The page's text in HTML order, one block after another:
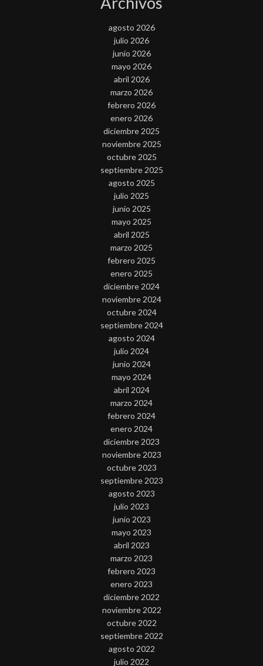
agosto 2026
julio 2026
junio 2026
mayo 2026
abril 2026
marzo 2026
febrero 2026
enero 2026
diciembre 2025
noviembre 2025
octubre 2025
septiembre 2025
agosto 2025
julio 2025
junio 2025
mayo 2025
abril 2025
marzo 2025
febrero 2025
enero 2025
diciembre 2024
noviembre 2024
octubre 2024
septiembre 2024
agosto 2024
julio 2024
junio 2024
mayo 2024
abril 2024
marzo 2024
febrero 2024
enero 2024
diciembre 2023
noviembre 2023
octubre 2023
septiembre 2023
agosto 2023
julio 2023
junio 2023
mayo 2023
abril 2023
marzo 2023
febrero 2023
enero 2023
diciembre 2022
noviembre 2022
octubre 2022
septiembre 2022
agosto 2022
julio 2022